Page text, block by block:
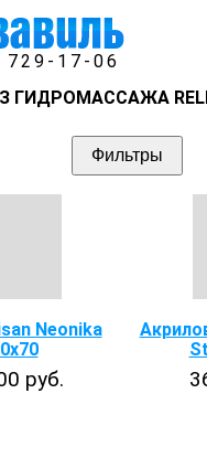
729-17-06
ГИДРОМАССАЖА
Фильтры
Neonika
руб.